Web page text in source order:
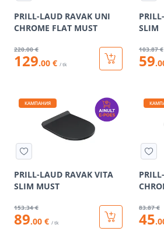
PRILL-LAUD RAVAK UNI
CHROME FLAT MUST
220.00 €
129.00 € / tk
SLIM
103.87 €
59
КАМПАНИЯ
PRILL-LAUD RAVAK VITA
SLIM MUST
153.34 €
89.00 € / tk
83.87 €
45